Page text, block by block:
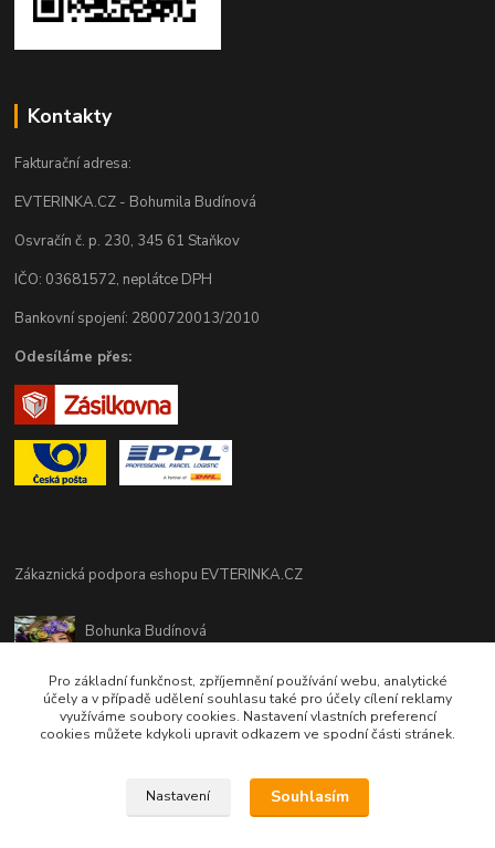
Kontakty
Fakturační adresa:
EVTERINKA.CZ - Bohumila Budínová
Osvračín č. p. 230, 345 61 Staňkov
IČO: 03681572, neplátce DPH
Bankovní spojení: 2800720013/2010
Odesíláme přes:
Zákaznická podpora eshopu EVTERINKA.CZ
Bohunka Budínová
(Po-Pá - 9:00-17:00hod, So 8:00-12:00hod)
obchod@evterinka.cz
Pro základní funkčnost, zpříjemnění používání webu, analytické
účely a v případě udělení souhlasu také pro účely cílení reklamy
využíváme soubory cookies. Nastavení vlastních preferencí
cookies můžete kdykoli upravit odkazem ve spodní části stránek.
Nastavení Souhlasím